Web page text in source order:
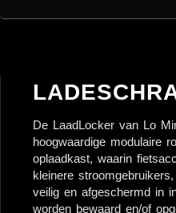
De LaadLocker van Lo
hoogwaardige modulaire
oplaadkast, waarin
kleinere
veilig en afgeschermd in
worden bewaard en/of